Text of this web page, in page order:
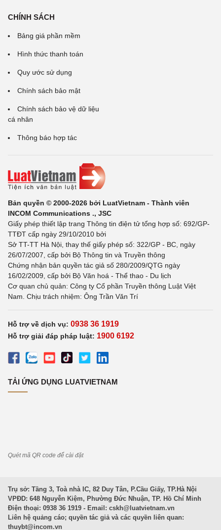
CHÍNH SÁCH
Bảng giá phần mềm
Hình thức thanh toán
Quy ước sử dụng
Chính sách bảo mật
Chính sách bảo vệ dữ liệu
cá nhân
Thông báo hợp tác
Bản quyền © 2000-2026 bởi LuatVietnam - Thành viên
INCOM Communications ., JSC
Giấy phép thiết lập trang Thông tin điện tử tổng hợp số: 692/GP-
TTĐT cấp ngày 29/10/2010 bởi
Sở TT-TT Hà Nội, thay thế giấy phép số: 322/GP - BC, ngày
26/07/2007, cấp bởi Bộ Thông tin và Truyền thông
Chứng nhận bản quyền tác giả số 280/2009/QTG ngày
16/02/2009, cấp bởi Bộ Văn hoá - Thể thao - Du lịch
Cơ quan chủ quản: Công ty Cổ phần Truyền thông Luật Việt
Nam. Chịu trách nhiệm: Ông Trần Văn Trí
Hỗ trợ về dịch vụ: 0938 36 1919
Hỗ trợ giải đáp pháp luật: 1900 6192
TẢI ỨNG DỤNG LUATVIETNAM
Quét mã QR code để cài đặt
Trụ sở: Tầng 3, Toà nhà IC, 82 Duy Tân, P.Cầu Giấy, TP.Hà Nội
VPĐD: 648 Nguyễn Kiệm, Phường Đức Nhuận, TP. Hồ Chí Minh
Điện thoại: 0938 36 1919 - Email: cskh@luatvietnam.vn
Liên hệ quảng cáo; quyền tác giả và các quyền liên quan:
thuybt@incom.vn